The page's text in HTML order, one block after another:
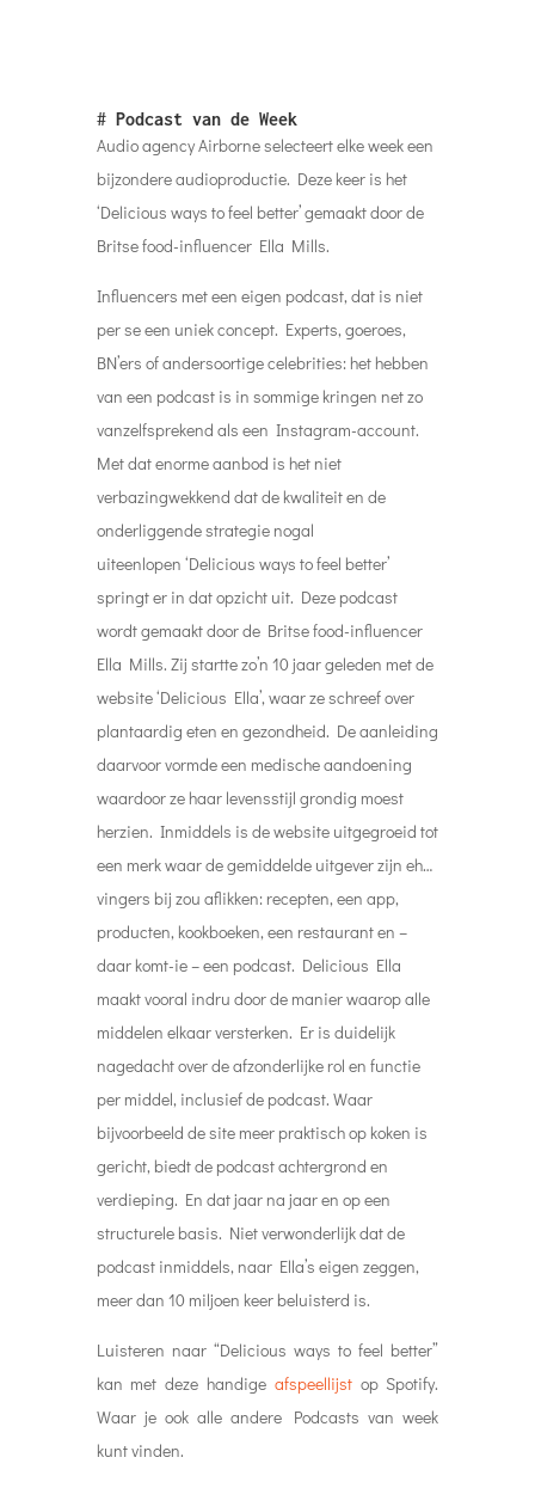
# Podcast van de Week
Audio agency Airborne selecteert elke week een
bijzondere audioproductie. Deze keer is het
‘Delicious ways to feel better’ gemaakt door de
Britse food-influencer Ella Mills.
Influencers met een eigen podcast, dat is niet
per se een uniek concept. Experts, goeroes,
BN’ers of andersoortige celebrities: het hebben
van een podcast is in sommige kringen net zo
vanzelfsprekend als een Instagram-account.
Met dat enorme aanbod is het niet
verbazingwekkend dat de kwaliteit en de
onderliggende strategie nogal
uiteenlopen ‘Delicious ways to feel better’
springt er in dat opzicht uit. Deze podcast
wordt gemaakt door de Britse food-influencer
Ella Mills. Zij startte zo’n 10 jaar geleden met de
website ‘Delicious Ella’, waar ze schreef over
plantaardig eten en gezondheid. De aanleiding
daarvoor vormde een medische aandoening
waardoor ze haar levensstijl grondig moest
herzien. Inmiddels is de website uitgegroeid tot
een merk waar de gemiddelde uitgever zijn eh…
vingers bij zou aflikken: recepten, een app,
producten, kookboeken, een restaurant en –
daar komt-ie – een podcast. Delicious Ella
maakt vooral indru door de manier waarop alle
middelen elkaar versterken. Er is duidelijk
nagedacht over de afzonderlijke rol en functie
per middel, inclusief de podcast. Waar
bijvoorbeeld de site meer praktisch op koken is
gericht, biedt de podcast achtergrond en
verdieping. En dat jaar na jaar en op een
structurele basis. Niet verwonderlijk dat de
podcast inmiddels, naar Ella’s eigen zeggen,
meer dan 10 miljoen keer beluisterd is.
Luisteren naar “Delicious ways to feel better”
kan met deze handige afspeellijstop Spotify.
Waar je ook alle andere Podcasts van week
kunt vinden.